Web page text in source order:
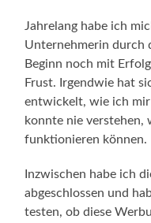
Jahrelang habe ich
Unternehmerin durch
Beginn noch mit
Frust. Irgendwie hat
entwickelt, wie ich
konnte nie verstehen,
funktionieren können.
Inzwischen habe ich
abgeschlossen und
testen, ob diese